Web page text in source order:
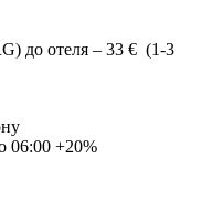
до отеля – 33 € (1-3
06:00 +20%